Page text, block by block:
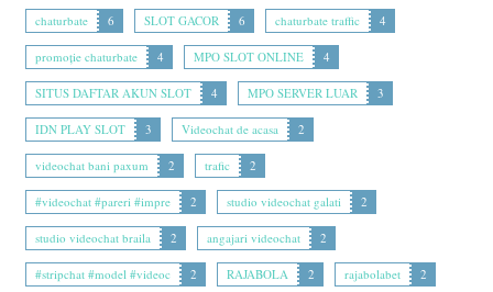
chaturbate 6 SLOT GACOR 6 chaturbate traffic 4
promoție chaturbate 4 MPO SLOT ONLINE 4
SITUS DAFTAR AKUN SLOT 4 MPO SERVER LUAR 3
IDN PLAY SLOT 3 Videochat de acasa 2
videochat bani paxum 2 trafic 2
#videochat #pareri #impre 2 studio videochat galati 2
studio videochat braila 2 angajari videochat 2
#stripchat #model #videoc 2 RAJABOLA 2 rajabolabet 2